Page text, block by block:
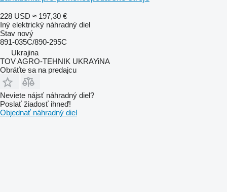
228 USD ≈ 197,30 €
Iný elektrický náhradný diel
Stav nový
891-035C/890-295C
Ukrajina
TOV AGRO-TEHNIK UKRAYiNA
Obráťte sa na predajcu
Neviete nájsť náhradný diel?
Poslať žiadosť ihneď!
Objednať náhradný diel